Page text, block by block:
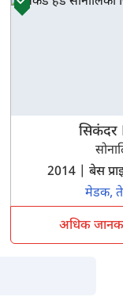
सिकंदर
2014 | बेस
मेडक,
अधिक